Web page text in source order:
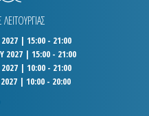
| 15:00 - 21:00
| 15:00 - 21:00
| 10:00 - 21:00
| 10:00 - 20:00